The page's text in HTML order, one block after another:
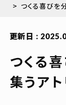
つくる喜びを
更新日 :
つくる
集うア